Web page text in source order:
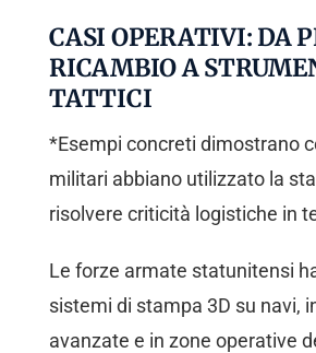
CASI OPERATIVI: DA
RICAMBIO A
TATTICI
*Esempi concreti dimostrano
militari abbiano utilizzato la
risolvere criticità logistiche in
Le forze armate statunitensi
sistemi di stampa 3D su navi,
avanzate e in zone operative